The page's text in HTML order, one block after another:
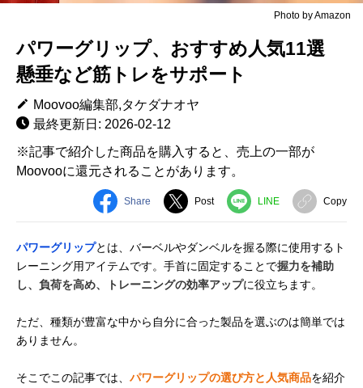
Photo by Amazon
パワーグリップ、おすすめ人気11選
懸垂など筋トレをサポート
Moovoo編集部,タケダナオヤ
最終更新日: 2026-02-12
※記事で紹介した商品を購入すると、売上の一部が
Moovooに還元されることがあります。
Share Post LINE Copy
パワーグリップとは、バーベルやダンベルを握る際に使用するト
レーニング用アイテムです。手首に固定することで握力を補助
し、負荷を高め、トレーニングの効率アップに役立ちます。
ただ、種類が豊富な中から自分に合った製品を選ぶのは簡単では
ありません。
そこでこの記事では、 パワーグリップの選び方と人気商品を紹介